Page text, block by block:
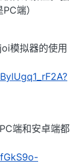
端）
模拟器的使用
端和安卓端都